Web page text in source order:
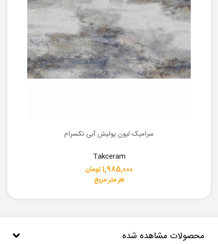
سرامیک لیون پولیش آبی تکسرام
Takceram
1,985,000 تومان
هر متر مربع
محصولات مشاهده شده